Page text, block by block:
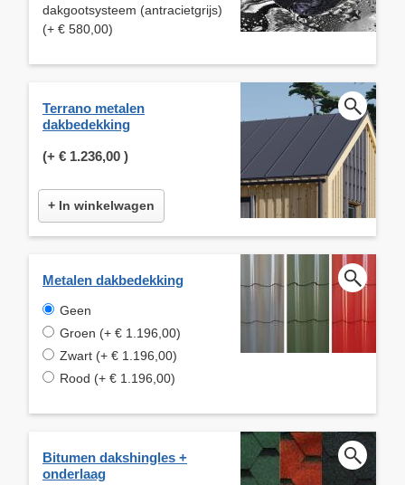
dakgootsysteem (antracietgrijs)
(+ € 580,00)
Terrano metalen
dakbedekking
(+ € 1.236,00 )
+ In winkelwagen
Metalen dakbedekking
Geen
Groen (+ € 1.196,00)
Zwart (+ € 1.196,00)
Rood (+ € 1.196,00)
Bitumen dakshingles +
onderlaag